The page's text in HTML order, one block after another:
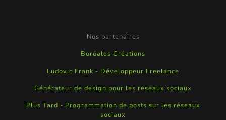
Nos partenaires
Boréales Créations
Ludovic Frank - Développeur Freelance
Générateur de design pour les réseaux sociaux
Plus Tard - Programmation de posts sur les réseaux
sociaux